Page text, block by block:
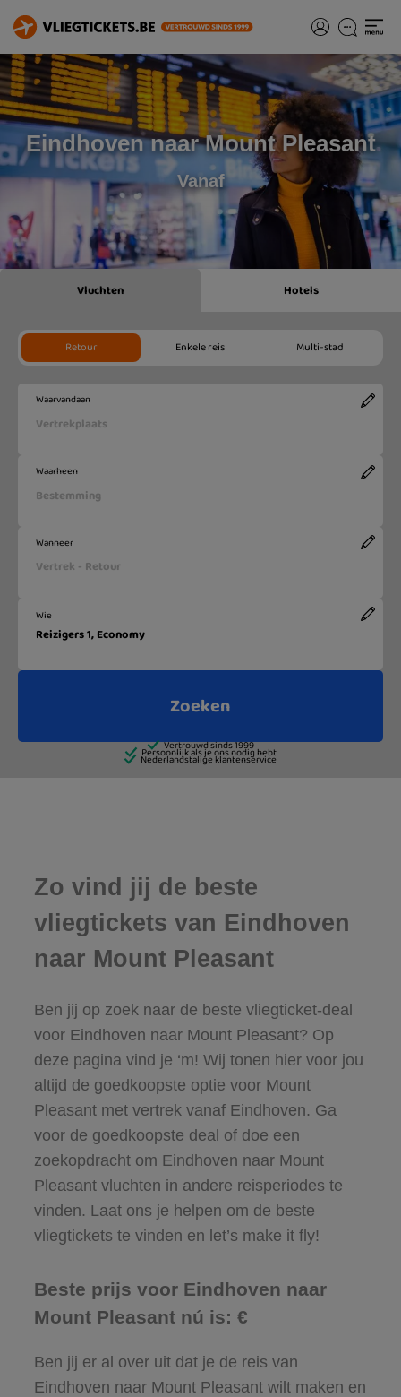
Eindhoven naar Mount Pleasant
Vanaf
Zo vind jij de beste
vliegtickets van Eindhoven
naar Mount Pleasant
Ben jij op zoek naar de beste vliegticket-deal
voor Eindhoven naar Mount Pleasant? Op
deze pagina vind je ‘m! Wij tonen hier voor jou
altijd de goedkoopste optie voor Mount
Pleasant met vertrek vanaf Eindhoven. Ga
voor de goedkoopste deal of doe een
zoekopdracht om Eindhoven naar Mount
Pleasant vluchten in andere reisperiodes te
vinden. Laat ons je helpen om de beste
vliegtickets te vinden en let’s make it fly!
Beste prijs voor Eindhoven naar
Mount Pleasant nú is: €
Ben jij er al over uit dat je de reis van
Eindhoven naar Mount Pleasant wilt maken en